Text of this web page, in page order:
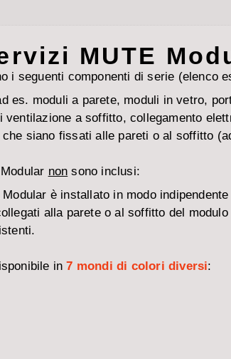
MUTE
i seguenti componenti di serie (elenco
es. moduli a parete, moduli in vetro,
ventilazione a soffitto, collegamento
siano fissati alle pareti o al soffitto
non sono inclusi:
è installato in modo
alla parete o al soffitto del
in7 mondi di colori diversi: